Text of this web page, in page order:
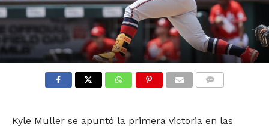
Kyle Muller se apuntó la primera victoria en las